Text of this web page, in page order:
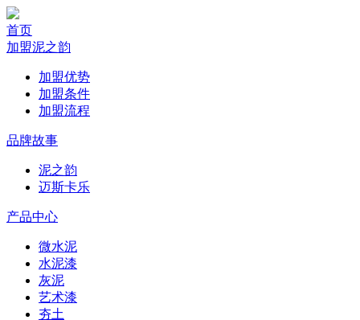
首页
加盟泥之韵
加盟优势
加盟条件
加盟流程
品牌故事
泥之韵
迈斯卡乐
产品中心
微水泥
水泥漆
灰泥
艺术漆
夯土